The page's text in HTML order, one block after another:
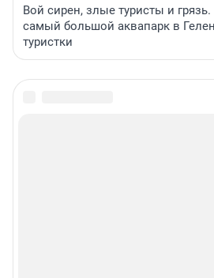
Вой сирен, злые туристы и грязь.
самый большой аквапарк в
туристки